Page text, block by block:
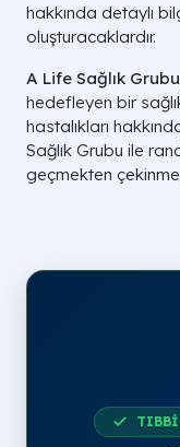
hakkında detaylı
oluşturacaklardır.
A Life Sağlık Grubu
hedefleyen bir
hastalıkları
Sağlık Grubu ile
geçmekten
TIBBİ